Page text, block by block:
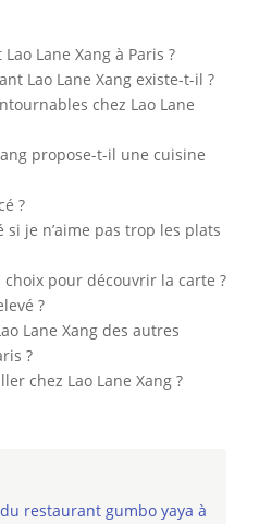
Lane Xang à Paris ?
Lao Lane Xang existe-t-il ?
chez Lao Lane
propose-t-il une cuisine
?
si je n’aime pas trop les plats
pour découvrir la carte ?
?
Lane Xang des autres
?
chez Lao Lane Xang ?
restaurant gumbo yaya à